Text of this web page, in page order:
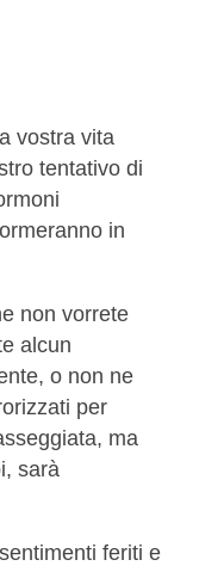
vostra vita
tentativo di
in
non vorrete
alcun
o non ne
per
ma
sarà
feriti e